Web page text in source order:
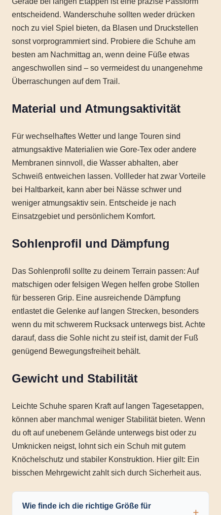
entscheidend. Wanderschuhe sollten weder drücken
noch zu viel Spiel bieten, da Blasen und Druckstellen
sonst vorprogrammiert sind. Probiere die Schuhe am
besten am Nachmittag an, wenn deine Füße etwas
angeschwollen sind – so vermeidest du unangenehme
Überraschungen auf dem Trail.
Material und Atmungsaktivität
Für wechselhaftes Wetter und lange Touren sind
atmungsaktive Materialien wie Gore-Tex oder andere
Membranen sinnvoll, die Wasser abhalten, aber
Schweiß entweichen lassen. Vollleder hat zwar Vorteile
bei Haltbarkeit, kann aber bei Nässe schwer und
weniger atmungsaktiv sein. Entscheide je nach
Einsatzgebiet und persönlichem Komfort.
Sohlenprofil und Dämpfung
Das Sohlenprofil sollte zu deinem Terrain passen: Auf
matschigen oder felsigen Wegen helfen grobe Stollen
für besseren Grip. Eine ausreichende Dämpfung
entlastet die Gelenke auf langen Strecken, besonders
wenn du mit schwerem Rucksack unterwegs bist. Achte
darauf, dass die Sohle nicht zu steif ist, damit der Fuß
genügend Bewegungsfreiheit behält.
Gewicht und Stabilität
Leichte Schuhe sparen Kraft auf langen Tagesetappen,
können aber manchmal weniger Stabilität bieten. Wenn
du oft auf unebenem Gelände unterwegs bist oder zu
Umknicken neigst, lohnt sich ein Schuh mit gutem
Knöchelschutz und stabiler Konstruktion. Hier gilt: Ein
bisschen Mehrgewicht zahlt sich durch Sicherheit aus.
Wie finde ich die richtige Größe für